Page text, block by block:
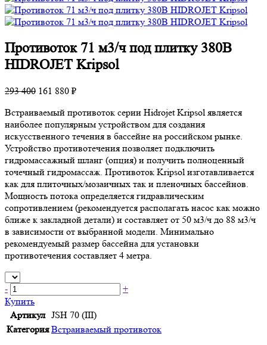
Противоток 71 м3/ч под плитку 380В
HIDROJET Kripsol
293 400 161 880 ₽
Встраиваемый противоток серии Hidrojet Kripsol является
наиболее популярным устройством для создания
искусственного течения в бассейне на российском рынке.
Устройство противотечения позволяет подключить
гидромассажный шланг (опция) и получить полноценный
точечный гидромассаж. Противоток Kripsol изготавливается
как для плиточных/мозаичных так и пленочных бассейнов.
Мощность потока определяется гидравлическим
сопротивлением (рекомендуется располагать насос как можно
ближе к закладной детали) и составляет от 50 м3/ч до 88 м3/ч
в зависимости от выбранной модели. Минимально
рекомендуемый размер бассейна для установки
противотечения составляет 4 метра.
-
+
Купить
Артикул JSH 70 (III)
Категория Встраиваемый противоток